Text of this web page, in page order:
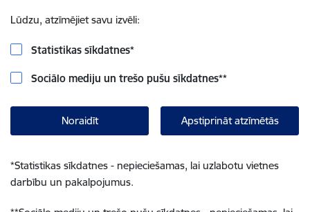
Lūdzu, atzīmējiet savu izvēli:
Statistikas sīkdatnes*
Sociālo mediju un trešo pušu sīkdatnes**
Noraidīt Apstiprināt atzīmētās
*Statistikas sīkdatnes - nepieciešamas, lai uzlabotu vietnes
darbību un pakalpojumus.